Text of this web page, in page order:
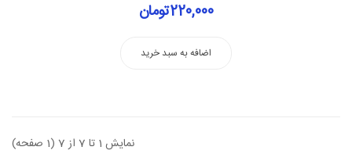
220,000تومان
اضافه به سبد خرید
نمایش 1 تا 7 از 7 (1 صفحه)